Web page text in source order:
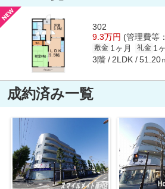
302
9.3万円 (管理費等
敷金 1ヶ月 礼金 1
3階 2LDK 51.20
成約済み一覧